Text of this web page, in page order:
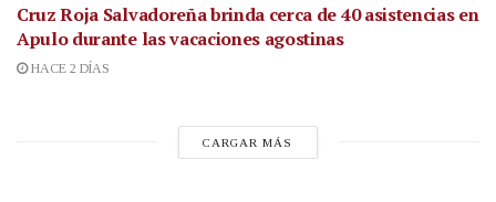
Cruz Roja Salvadoreña brinda cerca de 40 asistencias en
Apulo durante las vacaciones agostinas
HACE 2 DÍAS
CARGAR MÁS